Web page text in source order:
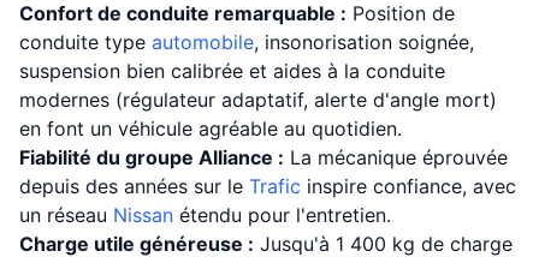
Confort de conduite remarquable : Position de
conduite type automobile, insonorisation soignée,
suspension bien calibrée et aides à la conduite
modernes (régulateur adaptatif, alerte d'angle mort)
en font un véhicule agréable au quotidien.
Fiabilité du groupe Alliance : La mécanique éprouvée
depuis des années sur le Trafic inspire confiance, avec
un réseau Nissan étendu pour l'entretien.
Charge utile généreuse : Jusqu'à 1 400 kg de charge